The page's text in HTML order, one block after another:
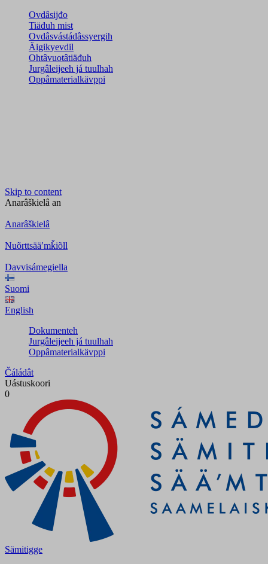
Ovdâsijđo
Tiäđuh mist
Ovdâsvástádâssyergih
Äigikyevdil
Ohtâvuotâtiäđuh
Jurgâleijeeh já tuulhah
Oppâmaterialkävppi
Skip to content
Anarâškielâ an
Anarâškielâ
Nuõrttsääʹmǩiõll
Davvisámegiella
Suomi
English
Dokumenteh
Jurgâleijeeh já tuulhah
Oppâmaterialkävppi
Čáládât
Uástuskoori
0
Sämitigge